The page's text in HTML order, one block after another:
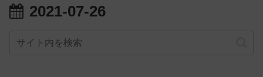
2021-07-26